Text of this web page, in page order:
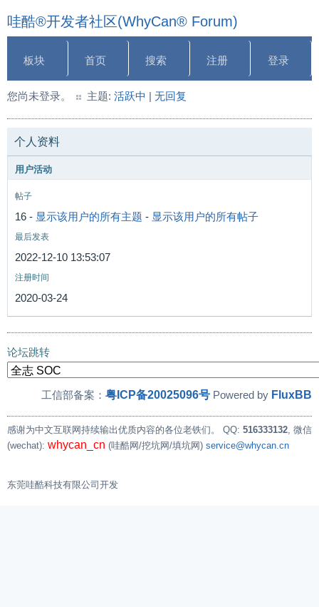
哇酷®开发者社区(WhyCan® Forum)
板块 首页 搜索 注册 登录
您尚未登录。 主题: 活跃中 | 无回复
个人资料
用户活动
帖子
16 - 显示该用户的所有主题 - 显示该用户的所有帖子
最后发表
2022-12-10 13:53:07
注册时间
2020-03-24
论坛跳转
工信部备案： 粤ICP备20025096号 Powered by FluxBB
感谢为中文互联网持续输出优质内容的各位老铁们。 QQ: 516333132, 微信
(wechat): whycan_cn (哇酷网/挖坑网/填坑网) service@whycan.cn
东莞哇酷科技有限公司开发